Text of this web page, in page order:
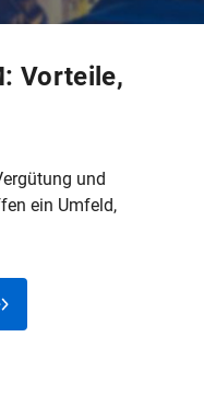
Vorteile,
und
ein Umfeld,